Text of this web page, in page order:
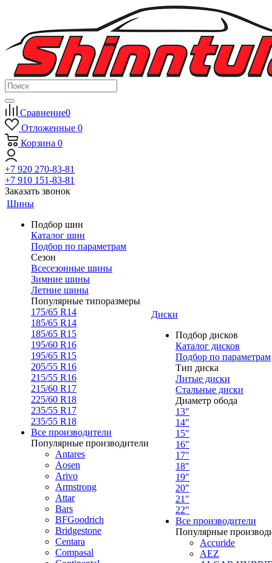
Сравнение0
Отложенные 0
Корзина 0
+7 920 270-83-81
+7 910 151-83-81
Заказать звонок
Шины
Подбор шин
Каталог шин
Подбор по параметрам
Сезон
Всесезонные шины
Зимние шины
Летние шины
Популярные типоразмеры
175/65 R14
185/65 R14
185/65 R15
195/60 R16
195/65 R15
205/55 R16
215/55 R16
215/60 R17
225/60 R18
235/55 R17
235/55 R18
Все производители
Популярные производители
Antares
Aosen
Arivo
Armstrong
Attar
Bars
BFGoodrich
Bridgestone
Centara
Compasal
Диски
Подбор дисков
Каталог дисков
Подбор по параметрам
Тип диска
Литые диски
Стальные диски
Диаметр обода
13"
14"
15"
16"
17"
18"
19"
20"
21"
22"
Все производители
Популярные
Accuride
AEZ